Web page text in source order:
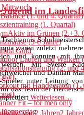
Mittwoch
(1. und 4. Quartal)
(1. Quartal)
im Grünen (2.+3.
(3-6 Jahre)
Gold
Laufen und Walken
(2. und
mit Handgeräten
Fit – for men only
im
waren zuletzt
und konnten mit
werden. Mit Sverre
und Damian
unter Leitung von
das Team der
Weiterlesen…
, vor2 Jahren2